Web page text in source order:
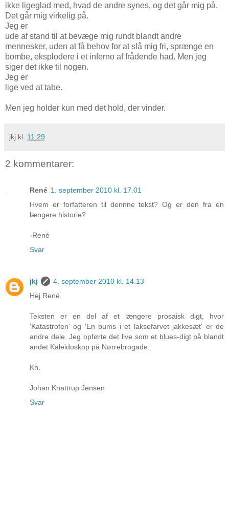
ikke ligeglad med, hvad de andre synes, og det går mig på.
Det går mig virkelig på.
Jeg er
ude af stand til at bevæge mig rundt blandt andre
mennesker, uden at få behov for at slå mig fri, sprænge en
bombe, eksplodere i et inferno af frådende had. Men jeg
siger det ikke til nogen.
Jeg er
lige ved at tabe.
Men jeg holder kun med det hold, der vinder.
jkj kl. 11.29
2 kommentarer:
René 1. september 2010 kl. 17.01
Hvem er forfatteren til dennne tekst? Og er den fra en
længere historie?
-René
Svar
jkj
4. september 2010 kl. 14.13
Hej René,
Teksten er en del af et længere prosaisk digt, hvor
'Katastrofen' og 'En bums i et laksefarvet jakkesæt' er de
andre dele. Jeg opførte det live som et blues-digt på blandt
andet Kaleidoskop på Nørrebrogade.
Kh.
Johan Knattrup Jensen
Svar